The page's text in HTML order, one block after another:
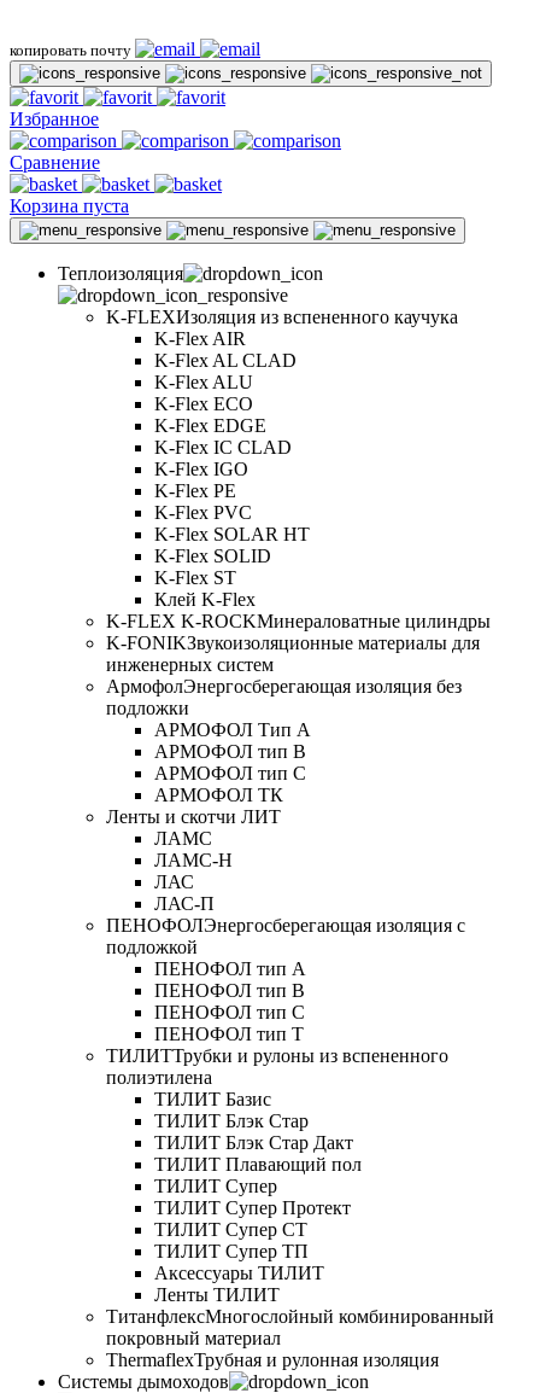
копировать почту
Избранное
Сравнение
Корзина пуста
Теплоизоляция
K-FLEXИзоляция из вспененного каучука
K-Flex AIR
K-Flex AL CLAD
K-Flex ALU
K-Flex ECO
K-Flex EDGE
K-Flex IC CLAD
K-Flex IGO
K-Flex PE
K-Flex PVC
K-Flex SOLAR HT
K-Flex SOLID
K-Flex ST
Клей K-Flex
K-FLEX K-ROCKМинераловатные цилиндры
K-FONIKЗвукоизоляционные материалы для
инженерных систем
АрмофолЭнергосберегающая изоляция без
подложки
АРМОФОЛ Тип А
АРМОФОЛ тип В
АРМОФОЛ тип C
АРМОФОЛ ТК
Ленты и скотчи ЛИТ
ЛАМС
ЛАМС-Н
ЛАС
ЛАС-П
ПЕНОФОЛЭнергосберегающая изоляция с
подложкой
ПЕНОФОЛ тип А
ПЕНОФОЛ тип B
ПЕНОФОЛ тип C
ПЕНОФОЛ тип T
ТИЛИТТрубки и рулоны из вспененного
полиэтилена
ТИЛИТ Базис
ТИЛИТ Блэк Стар
ТИЛИТ Блэк Стар Дакт
ТИЛИТ Плавающий пол
ТИЛИТ Супер
ТИЛИТ Супер Протект
ТИЛИТ Супер СТ
ТИЛИТ Супер ТП
Аксессуары ТИЛИТ
Ленты ТИЛИТ
ТитанфлексМногослойный комбинированный
покровный материал
ThermaflexТрубная и рулонная изоляция
Cистемы дымоходов